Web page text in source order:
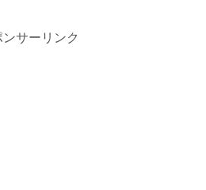
なりに「プライバシーポリシー」
ンサーリンク